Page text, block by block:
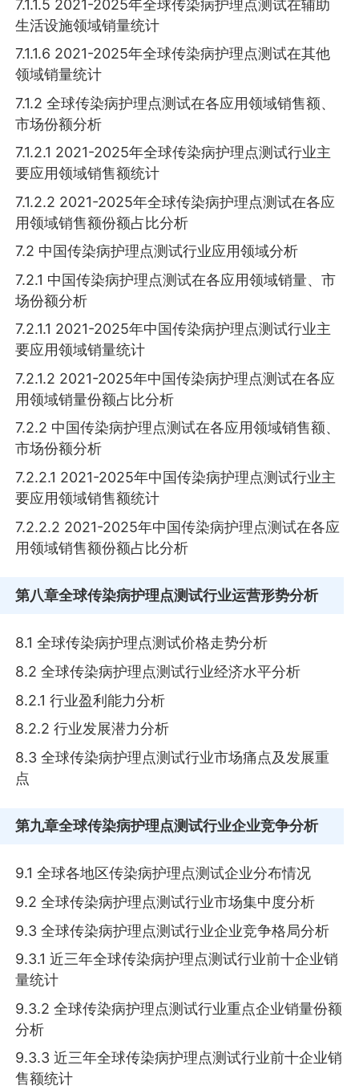
7.1.1.5 2021-2025年全球传染病护理点测试在辅助
生活设施领域销量统计
7.1.1.6 2021-2025年全球传染病护理点测试在其他
领域销量统计
7.1.2 全球传染病护理点测试在各应用领域销售额、
市场份额分析
7.1.2.1 2021-2025年全球传染病护理点测试行业主
要应用领域销售额统计
7.1.2.2 2021-2025年全球传染病护理点测试在各应
用领域销售额份额占比分析
7.2 中国传染病护理点测试行业应用领域分析
7.2.1 中国传染病护理点测试在各应用领域销量、市
场份额分析
7.2.1.1 2021-2025年中国传染病护理点测试行业主
要应用领域销量统计
7.2.1.2 2021-2025年中国传染病护理点测试在各应
用领域销量份额占比分析
7.2.2 中国传染病护理点测试在各应用领域销售额、
市场份额分析
7.2.2.1 2021-2025年中国传染病护理点测试行业主
要应用领域销售额统计
7.2.2.2 2021-2025年中国传染病护理点测试在各应
用领域销售额份额占比分析
第八章全球传染病护理点测试行业运营形势分析
8.1 全球传染病护理点测试价格走势分析
8.2 全球传染病护理点测试行业经济水平分析
8.2.1 行业盈利能力分析
8.2.2 行业发展潜力分析
8.3 全球传染病护理点测试行业市场痛点及发展重
点
第九章全球传染病护理点测试行业企业竞争分析
9.1 全球各地区传染病护理点测试企业分布情况
9.2 全球传染病护理点测试行业市场集中度分析
9.3 全球传染病护理点测试行业企业竞争格局分析
9.3.1 近三年全球传染病护理点测试行业前十企业销
量统计
9.3.2 全球传染病护理点测试行业重点企业销量份额
分析
9.3.3 近三年全球传染病护理点测试行业前十企业销
售额统计